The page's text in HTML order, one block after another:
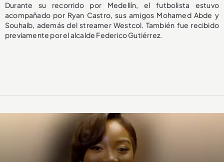
Durante su recorrido por Medellín, el futbolista estuvo
acompañado por Ryan Castro, sus amigos Mohamed Abde y
Souhaib, además del streamer Westcol. También fue recibido
previamente por el alcalde Federico Gutiérrez.